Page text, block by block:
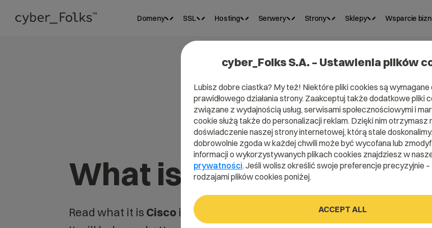
Domeny SSL Hosting Serwery Strony Sklepy Wsparcie
What is Cisco?
Read what it is Cisco in our dictionary.
cyber_Folks S.A. – Ustawienia plików
Lubisz dobre ciastka? My też! Niektóre pliki cookies są wymagane
prawidłowego działania strony. Zaakceptuj także dodatkowe pliki
związane z wydajnością usług, serwisami społecznościowymi i
cookie służą także do personalizacji reklam. Dzięki nim otrzymasz
doświadczenie naszej strony internetowej, którą stale
dobrowolnie zgoda w każdej chwili może być wycofana lub
informacji o wykorzystywanych plikach cookies znajdziesz w
prywatności. Jeśli wolisz określić swoje preferencje precyzyjnie
rodzajami plików cookies poniżej.
ACCEPT ALL